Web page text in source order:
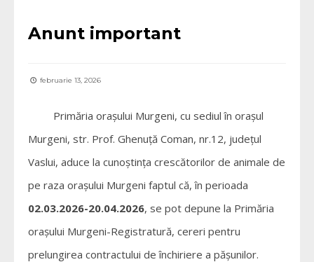
Anunt important
februarie 13, 2026
Primăria oraşului Murgeni, cu sediul în oraşul
Murgeni, str. Prof. Ghenuță Coman, nr.12, judeţul
Vaslui, aduce la cunoștința crescătorilor de animale de
pe raza oraşului Murgeni faptul că, în perioada
02.03.2026-20.04.2026, se pot depune la Primăria
oraşului Murgeni-Registratură, cereri pentru
prelungirea contractului de închiriere a pășunilor.